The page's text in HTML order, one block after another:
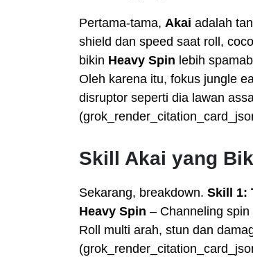
Pertama-tama, Akai adalah
shield dan speed saat roll,
bikin Heavy Spin lebih
Oleh karena itu, fokus jungle
disruptor seperti dia lawan
Skill Akai yang
Sekarang, breakdown. Skill 1:
Heavy Spin – Channeling
Roll multi arah, stun dan